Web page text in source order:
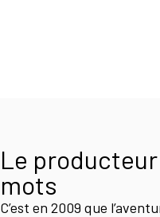
Le
mots
C’est en 2009 que